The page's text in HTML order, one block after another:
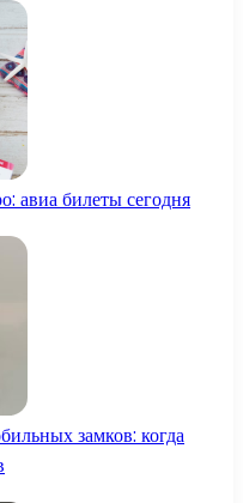
авиа билеты сегодня
замков: когда